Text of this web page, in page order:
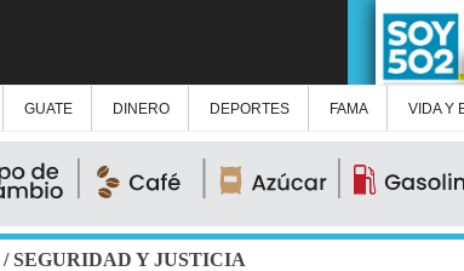
GUATE DINERO DEPORTES FAMA VIDA Y
/SEGURIDAD Y JUSTICIA